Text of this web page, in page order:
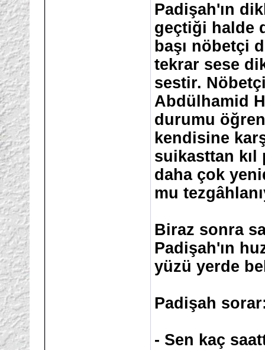
Padişah'ın
geçtiği halde
başı nöbetçi
tekrar sese
sestir.
Abdülhamid
durumu
kendisine
suikasttan kıl
daha çok
mu
Biraz sonra
Padişah'ın
yüzü yerde
Padişah
- Sen kaç